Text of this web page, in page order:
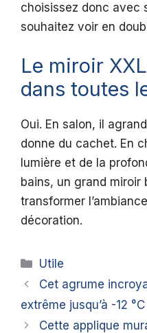
choisissez donc avec
souhaitez voir en
Le miroir
dans toutes
Oui. En salon, il
donne du cachet. En
lumière et de la
bains, un grand miroir
transformer
décoration.
Catégories
Utile
Cet agrume
extrême jusqu’à -12 °C
Cette applique